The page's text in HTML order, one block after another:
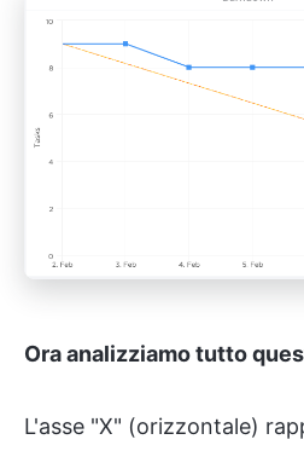
Ora analizziamo tutto
L'asse "X" (orizzontale)